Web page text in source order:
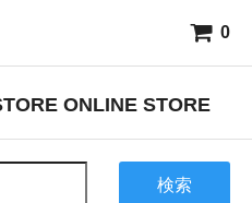
0
ONLINE STORE
検索